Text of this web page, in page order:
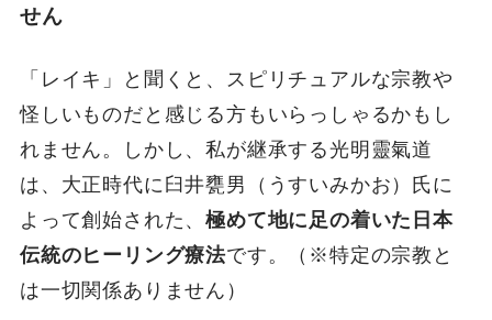
せん
「レイキ」と聞くと、スピリチュアルな宗教や
怪しいものだと感じる方もいらっしゃるかもし
れません。しかし、私が継承する光明靈氣道
は、大正時代に臼井甕男（うすいみかお）氏に
よって創始された、極めて地に足の着いた日本
伝統のヒーリング療法です。（※特定の宗教と
は一切関係ありません）